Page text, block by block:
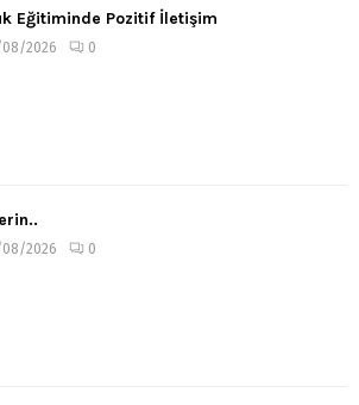
Eğitiminde Pozitif İletişim
2026 0
2026 0